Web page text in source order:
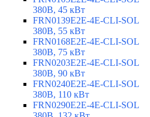
380В, 45 кВт
FRN0139E2E-4E-CLI-SOL
380В, 55 кВт
FRN0168E2E-4E-CLI-SOL
380В, 75 кВт
FRN0203E2E-4E-CLI-SOL
380В, 90 кВт
FRN0240E2E-4E-CLI-SOL
380В, 110 кВт
FRN0290E2E-4E-CLI-SOL